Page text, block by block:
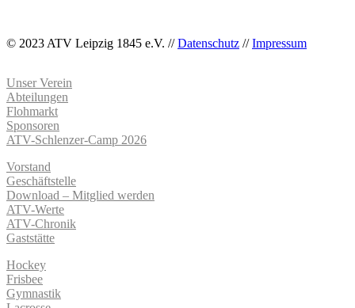
© 2023 ATV Leipzig 1845 e.V. //Datenschutz //Impressum
Unser Verein
Abteilungen
Flohmarkt
Sponsoren
ATV-Schlenzer-Camp 2026
Vorstand
Geschäftstelle
Download – Mitglied werden
ATV-Werte
ATV-Chronik
Gaststätte
Hockey
Frisbee
Gymnastik